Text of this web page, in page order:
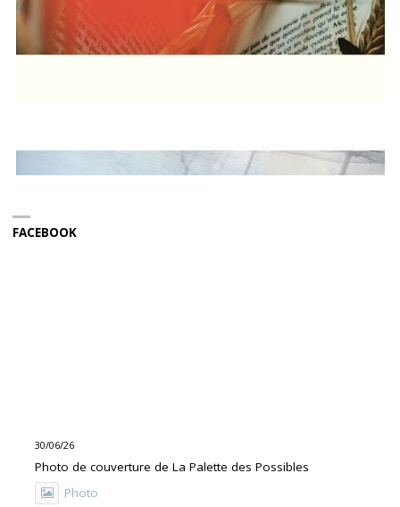
FACEBOOK
30/06/26
Photo de couverture de La Palette des Possibles
Photo